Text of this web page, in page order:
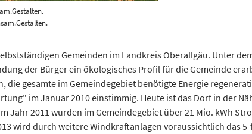
Gemeinden im Landkreis Oberallgäu. Unter
der Bürger ein ökologisches Profil für die Gemeinde
gesamte im Gemeindegebiet benötigte Energie
im Januar 2010 einstimmig. Heute ist das Dorf in der
2011 wurden im Gemeindegebiet über 21 Mio. kWh
wird durch weitere Windkraftanlagen voraussichtlich das